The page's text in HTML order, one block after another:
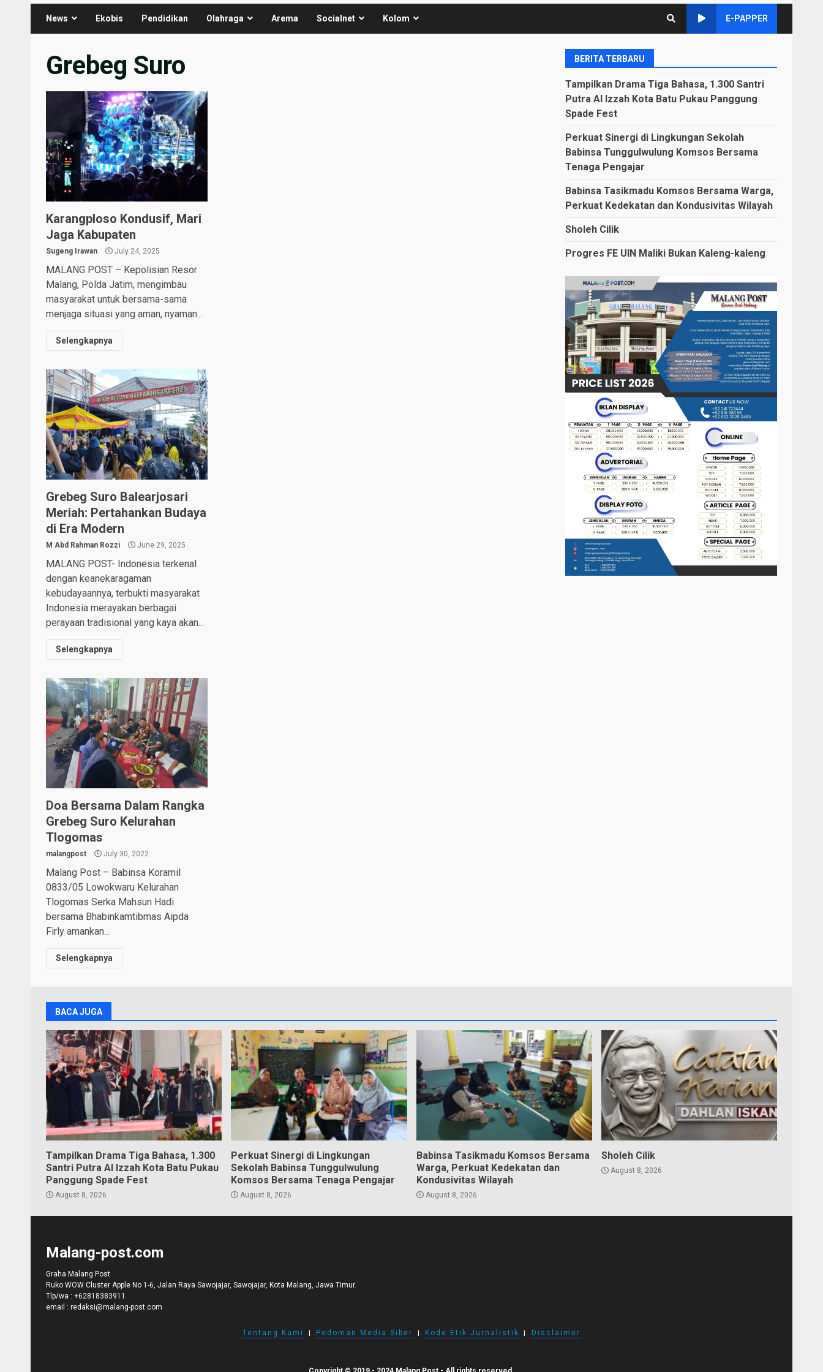
News Ekobis Pendidikan Olahraga Arema Socialnet Kolom E-PAPPER
Grebeg Suro
Karangploso Kondusif, Mari
Jaga Kabupaten
Sugeng Irawan July 24, 2025
MALANG POST – Kepolisian Resor
Malang, Polda Jatim, mengimbau
masyarakat untuk bersama-sama
menjaga situasi yang aman, nyaman...
Selengkapnya
Grebeg Suro Balearjosari
Meriah: Pertahankan Budaya
di Era Modern
M Abd Rahman Rozzi June 29, 2025
MALANG POST- Indonesia terkenal
dengan keanekaragaman
kebudayaannya, terbukti masyarakat
Indonesia merayakan berbagai
perayaan tradisional yang kaya akan...
Selengkapnya
Doa Bersama Dalam Rangka
Grebeg Suro Kelurahan
Tlogomas
malangpost July 30, 2022
Malang Post – Babinsa Koramil
0833/05 Lowokwaru Kelurahan
Tlogomas Serka Mahsun Hadi
bersama Bhabinkamtibmas Aipda
Firly amankan...
Selengkapnya
BERITA TERBARU
Tampilkan Drama Tiga Bahasa, 1.300 Santri
Putra Al Izzah Kota Batu Pukau Panggung
Spade Fest
Perkuat Sinergi di Lingkungan Sekolah
Babinsa Tunggulwulung Komsos Bersama
Tenaga Pengajar
Babinsa Tasikmadu Komsos Bersama Warga,
Perkuat Kedekatan dan Kondusivitas Wilayah
Sholeh Cilik
Progres FE UIN Maliki Bukan Kaleng-kaleng
BACA JUGA
Tampilkan Drama Tiga Bahasa, 1.300
Santri Putra Al Izzah Kota Batu Pukau
Panggung Spade Fest
August 8, 2026
Perkuat Sinergi di Lingkungan
Sekolah Babinsa Tunggulwulung
Komsos Bersama Tenaga Pengajar
August 8, 2026
Babinsa Tasikmadu Komsos Bersama
Warga, Perkuat Kedekatan dan
Kondusivitas Wilayah
August 8, 2026
Sholeh Cilik
August 8, 2026
Malang-post.com
Graha Malang Post
Ruko WOW Cluster Apple No 1-6, Jalan Raya Sawojajar, Sawojajar, Kota Malang, Jawa Timur.
Tlp/wa : +62818383911
email : redaksi@malang-post.com
Tentang Kami I Pedoman Media Siber I Kode Etik Jurnalistik I Disclaimer